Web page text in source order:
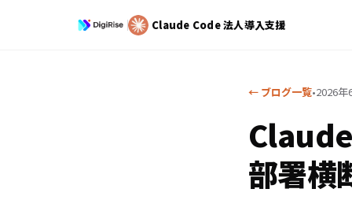
Claude Code法人導入支援
← ブログ一覧•2026年
部署横